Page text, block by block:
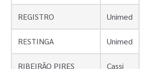
REGISTRO Unimed
RESTINGA Unimed
RIBEIRÃO PIRES Cassi